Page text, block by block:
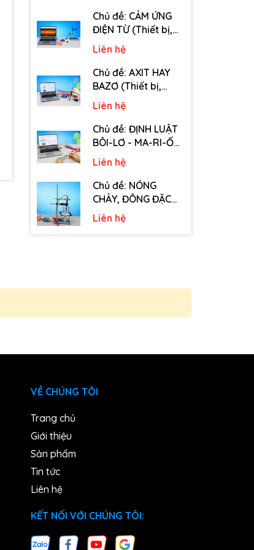
độ truyền âm - Lớp
12)
Chủ đề: CẢM ỨNG
ĐIỆN TỪ (Thiết bị,
dụng cụ, vật tư tiêu
hao chủ đề Cảm
ứng điện từ - Lớp 11)
Liên hệ
Chủ đề: AXIT HAY
BAZƠ (Thiết bị,
dụng cụ, vật tư tiêu
hao chủ đề Axit hay
Bazơ - Lớp 11)
Liên hệ
Chủ đề: ĐỊNH LUẬT
BÔI-LƠ - MA-RI-ỐT
(Thiết bị, dụng cụ,
vật tư tiêu hao chủ
đề Định luật Bôi-Lơ-
Ma-Ri-Ốt - Lớp 10)
Liên hệ
Chủ đề: NÓNG
CHẢY, ĐÔNG ĐẶC
(Thiết bị, dụng cụ,
vật tư tiêu hao chủ
đề Nóng chảy,
Liên hệ
VỀ CHÚNG TÔI
Trang chủ
Giới thiệu
Sản phẩm
Tin tức
Liên hệ
KẾT NỐI VỚI CHÚNG TÔI: